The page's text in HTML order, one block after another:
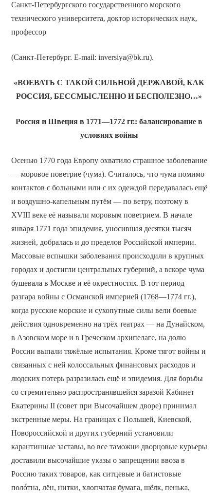
Санкт-Петербургского государственного морского
технического университета, доктор исторических наук,
профессор
(Санкт-Петербург. E-mail: inversiya@bk.ru).
«ВОЕВАТЬ С ТАКОЙ СИЛЬНОЙ ДЕРЖАВОЙ, КАК
РОССИЯ, БЕССМЫСЛЕННО И БЕСПОЛЕЗНО…»
Россия и Швеция в 1771—1772 гг.: балансирование в
условиях войны
Осенью 1770 года Европу охватило страшное заболевание
— моровое поветрие (чума). Считалось, что чума помимо
контактов с больными или с их одеждой передавалась ещё
и воздушно-капельным путём — по ветру, поэтому в
XVIII веке её называли моровым поветрием. В начале
января 1771 года эпидемия, уносившая десятки тысяч
жизней, добралась и до пределов Российской империи.
Массовые вспышки заболевания происходили в крупных
городах и достигли центральных губерний, а вскоре чума
бушевала в Москве и её окрестностях. В тот период
разгара войны с Османской империей (1768—1774 гг.),
когда русские морские и сухопутные силы вели боевые
действия одновременно на трёх театрах — на Дунайском,
в Азовском море и в Греческом архипелаге, на долю
России выпали тяжёлые испытания. Кроме тягот войны и
связанных с ней колоссальных финансовых расходов и
людских потерь разразилась ещё и эпидемия. Для борьбы
со стремительно распространявшейся заразой Кабинет
Екатерины II (совет при Высочайшем дворе) принимал
экстренные меры. На границах с Польшей, Киевской,
Новороссийской и других губерний установили
карантинные заставы, во все таможни дворцовые курьеры
доставили высочайшие указы о запрещении ввоза в
Россию таких товаров, как ситцевые и батистовые
полóтна, лён, нитки, хлопчатая бумага, шёлк, пенька,